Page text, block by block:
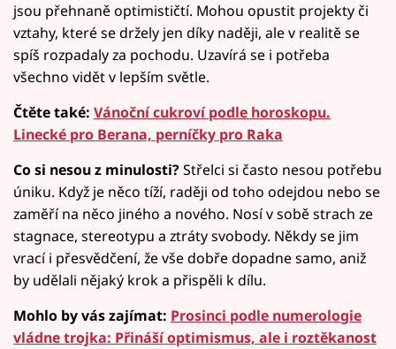
jsou přehnaně optimističtí. Mohou opustit projekty či
vztahy, které se držely jen díky naději, ale v realitě se
spíš rozpadaly za pochodu. Uzavírá se i potřeba
všechno vidět v lepším světle.
Čtěte také: Vánoční cukroví podle horoskopu.
Linecké pro Berana, perníčky pro Raka
Co si nesou z minulosti?Střelci si často nesou potřebu
úniku. Když je něco tíží, raději od toho odejdou nebo se
zaměří na něco jiného a nového. Nosí v sobě strach ze
stagnace, stereotypu a ztráty svobody. Někdy se jim
vrací i přesvědčení, že vše dobře dopadne samo, aniž
by udělali nějaký krok a přispěli k dílu.
Mohlo by vás zajímat: Prosinci podle numerologie
vládne trojka: Přináší optimismus, ale i roztěkanost